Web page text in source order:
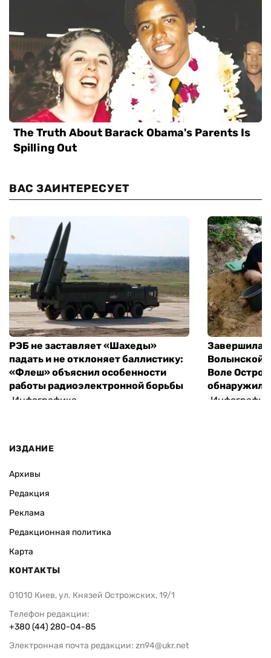
ВАС ЗАИНТЕРЕСУЕТ
РЭБ не заставляет «Шахеды»
падать и не отклоняет баллистику:
«Флеш» объяснил особенности
работы радиоэлектронной борьбы
Инфографика
Волынской
Воле
обнаружили
ИЗДАНИЕ
Архивы
Редакция
Реклама
Редакционная политика
Карта
КОНТАКТЫ
01010 Киев, ул. Князей Острожских, 19/1
Телефон редакции:
+380 (44) 280-04-85
Электронная почта редакции: zn94@ukr.net